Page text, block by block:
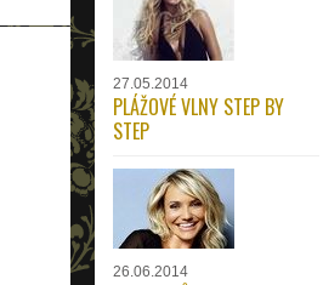
27.05.2014
PLÁŽOVÉ VLNY STEP BY
STEP
26.06.2014